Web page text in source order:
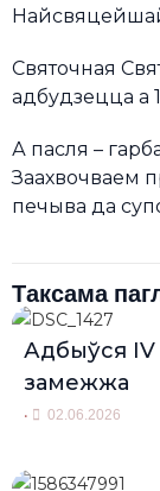
Святочная
адбудзецца а
А пасля –
Заахвочваем
печыва да
Таксама
Адбыўся IV
замежжа
• 02.06.2026